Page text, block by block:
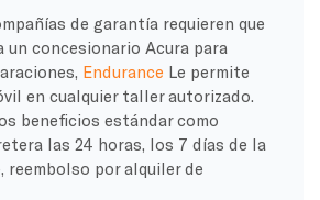
de garantía requieren que
un concesionario Acura para
Endurance Le permite
en cualquier taller autorizado.
beneficios estándar como
las 24 horas, los 7 días de la
reembolso por alquiler de